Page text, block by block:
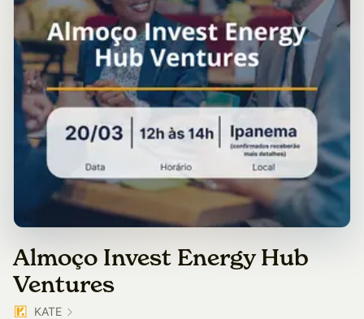
Almoço Invest Energy Hub
Ventures
KATE